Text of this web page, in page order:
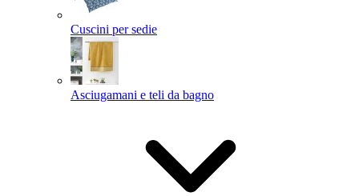
Cuscini per sedie
Asciugamani e teli da bagno